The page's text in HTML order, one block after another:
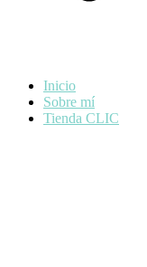
Inicio
Sobre mí
Tienda CLIC